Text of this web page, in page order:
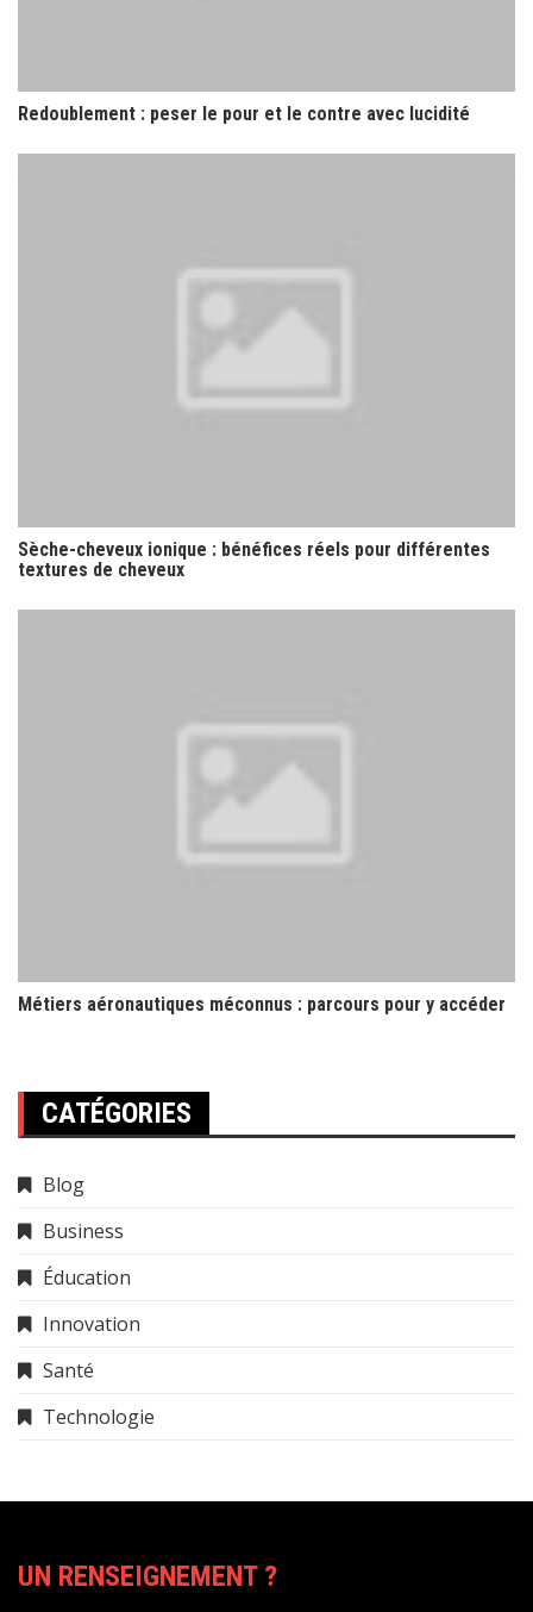
Redoublement : peser le pour et le contre avec lucidité
Sèche-cheveux ionique : bénéfices réels pour différentes
textures de cheveux
Métiers aéronautiques méconnus : parcours pour y accéder
CATÉGORIES
Blog
Business
Éducation
Innovation
Santé
Technologie
UN RENSEIGNEMENT ?